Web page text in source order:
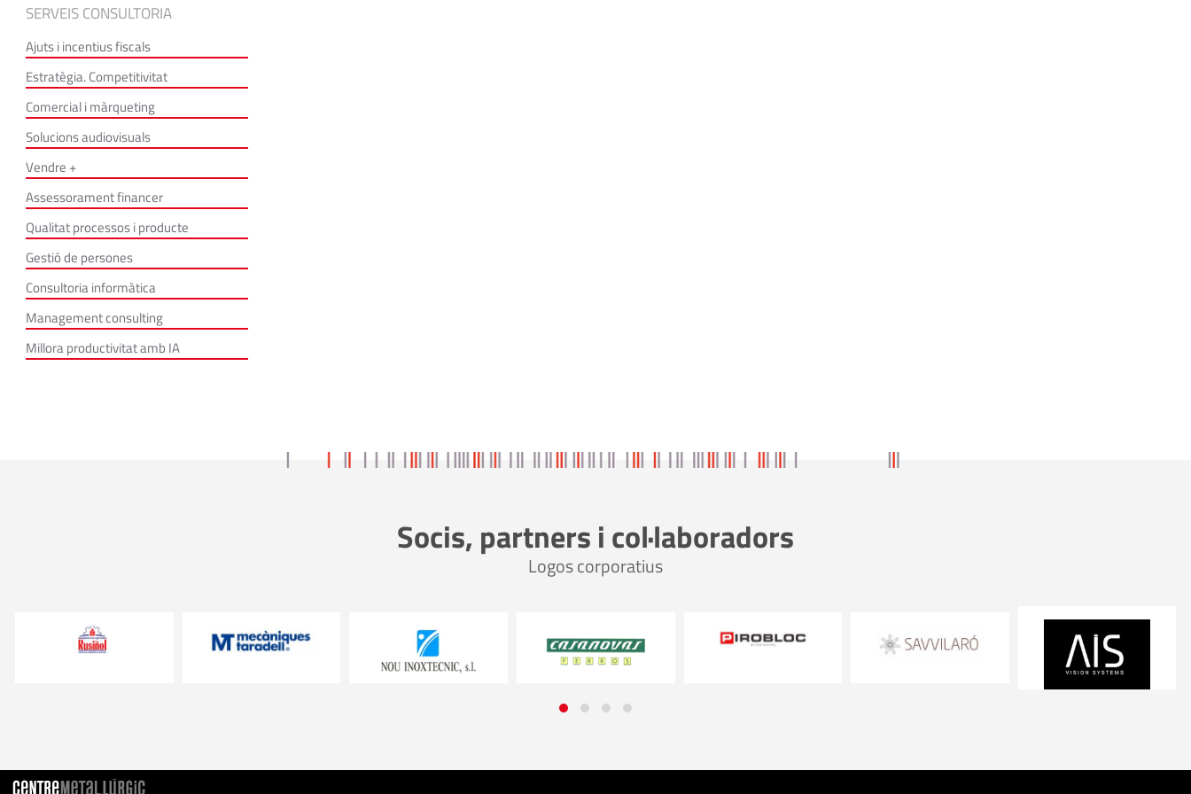
SERVEIS CONSULTORIA
Ajuts i incentius fiscals
Estratègia. Competitivitat
Comercial i màrqueting
Solucions audiovisuals
Vendre +
Assessorament financer
Qualitat processos i producte
Gestió de persones
Consultoria informàtica
Management consulting
Millora productivitat amb IA
Socis, partners i col·laboradors
Logos corporatius